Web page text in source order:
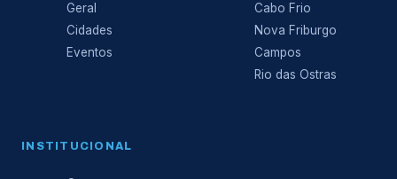
Geral
Cidades
Eventos
Cabo Frio
Nova Friburgo
Campos
Rio das Ostras
INSTITUCIONAL